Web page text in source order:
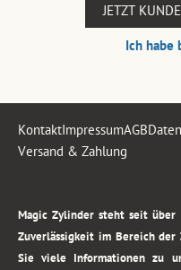
JETZT
Ich habe
KontaktImpressumAGB
Versand & Zahlung
Magic Zylinder steht seit
Zuverlässigkeit im Bereich der
Sie viele Informationen zu